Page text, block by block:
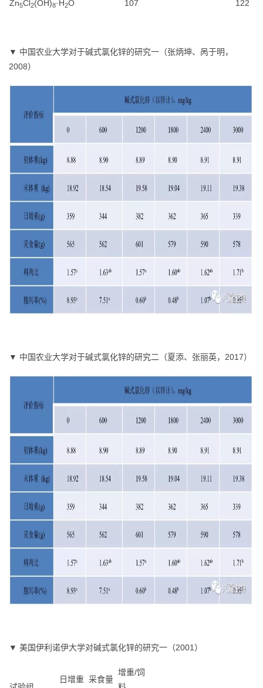
Zn5Cl2(OH)8·H2O 107 122
▼ 中国农业大学对于碱式氯化锌的研究一（张炳坤、呙于明，
2008）
▼ 中国农业大学对于碱式氯化锌的研究二（夏添、张丽英，2017）
▼ 美国伊利诺伊大学对碱式氯化锌的研究一（2001）
日增重 采食量
增重/饲